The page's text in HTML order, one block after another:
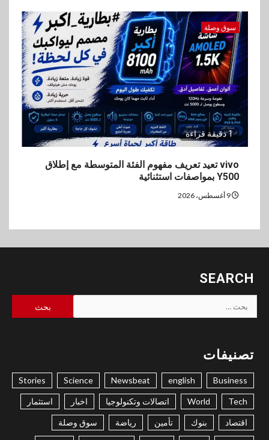
سوق وصلة
1 دقيقة قراءة
vivo تعيد تعريف مفهوم الفئة المتوسطة مع إطلاق
Y500 بمواصفات استثنائية
SEARCH
البحث
عن:
تصنيفات
Business
english
Newsbeat
Science
Stories
Tech
World اتصالات وتكنولوجيا اخبار استثمار
اقتصاد بنوك تأمين رياضة سوق وصلة